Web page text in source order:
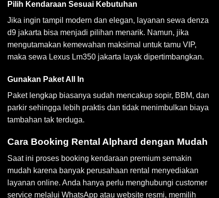
Pilih Kendaraan Sesuai Kebutuhan
Jika ingin tampil modern dan elegan, layanan sewa denza
d9 jakarta bisa menjadi pilihan menarik. Namun, jika
mengutamakan kemewahan maksimal untuk tamu VIP,
maka sewa Lexus Lm350 jakarta layak dipertimbangkan.
Gunakan Paket All In
Paket lengkap biasanya sudah mencakup sopir, BBM, dan
parkir sehingga lebih praktis dan tidak menimbulkan biaya
tambahan tak terduga.
Cara Booking Rental Alphard dengan Mudah
Saat ini proses booking kendaraan premium semakin
mudah karena banyak perusahaan rental menyediakan
layanan online. Anda hanya perlu menghubungi customer
service melalui WhatsApp atau website resmi, memilih